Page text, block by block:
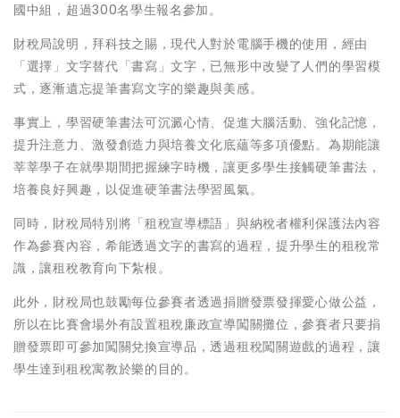
國中組，超過300名學生報名參加。
財稅局說明，拜科技之賜，現代人對於電腦手機的使用，經由
「選擇」文字替代「書寫」文字，已無形中改變了人們的學習模
式，逐漸遺忘提筆書寫文字的樂趣與美感。
事實上，學習硬筆書法可沉澱心情、促進大腦活動、強化記憶，
提升注意力、激發創造力與培養文化底蘊等多項優點。為期能讓
莘莘學子在就學期間把握練字時機，讓更多學生接觸硬筆書法，
培養良好興趣，以促進硬筆書法學習風氣。
同時，財稅局特別將「租稅宣導標語」與納稅者權利保護法內容
作為參賽內容，希能透過文字的書寫的過程，提升學生的租稅常
識，讓租稅教育向下紮根。
此外，財稅局也鼓勵每位參賽者透過捐贈發票發揮愛心做公益，
所以在比賽會場外有設置租稅廉政宣導闖關攤位，參賽者只要捐
贈發票即可參加闖關兌換宣導品，透過租稅闖關遊戲的過程，讓
學生達到租稅寓教於樂的目的。